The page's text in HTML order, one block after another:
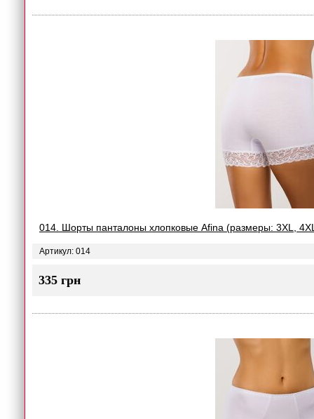
014. Шорты панталоны хлопковые Afina (размеры: 3XL,
Артикул: 014
335 грн